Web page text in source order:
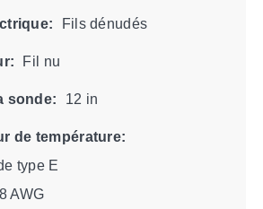
Fils dénudés
Fil nu
sonde: 12 in
de température:
type E
8 AWG